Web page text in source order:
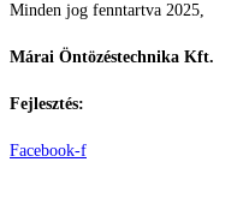
Minden jog fenntartva 2025,
Márai Öntözéstechnika Kft.
Fejlesztés:
Facebook-f